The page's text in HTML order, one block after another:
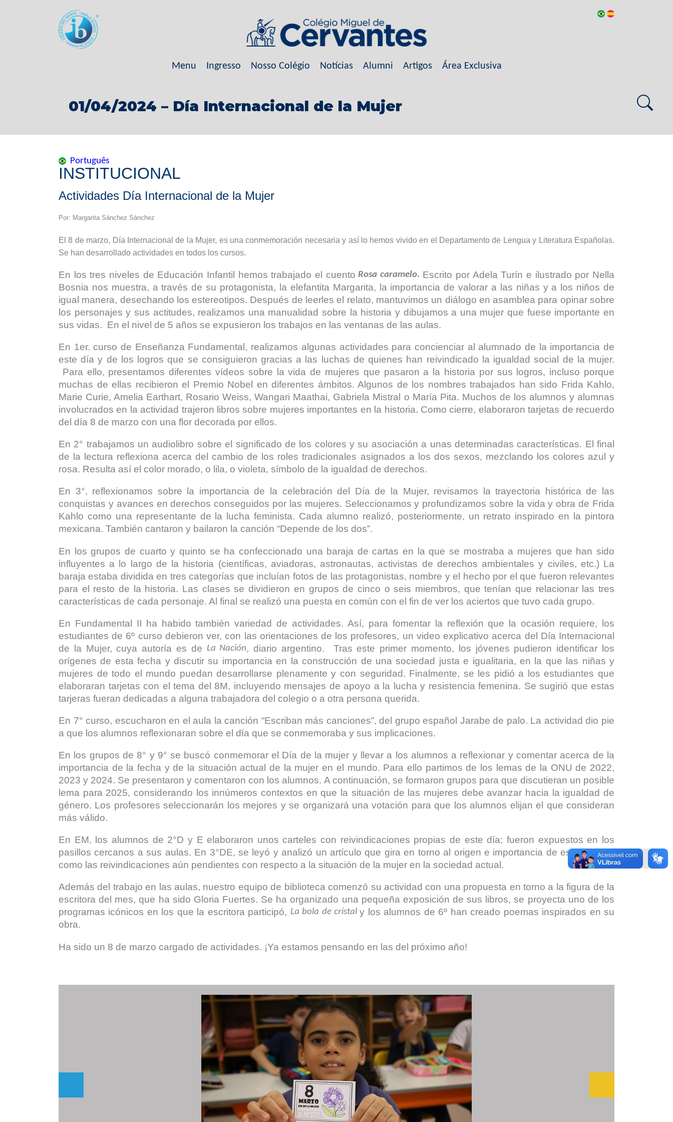
Menu Ingresso Nosso Colégio Notícias Alumni Artigos Área Exclusiva
01/04/2024 – Día Internacional de la Mujer
Português
INSTITUCIONAL
Actividades Día Internacional de la Mujer
Por: Margarita Sánchez Sánchez
El 8 de marzo, Día Internacional de la Mujer, es una conmemoración necesaria y así lo hemos vivido en el Departamento de Lengua y Literatura Españolas.
Se han desarrollado actividades en todos los cursos.
En los tres niveles de Educación Infantil hemos trabajado el cuento Rosa caramelo. Escrito por Adela Turín e ilustrado por Nella
Bosnia nos muestra, a través de su protagonista, la elefantita Margarita, la importancia de valorar a las niñas y a los niños de
igual manera, desechando los estereotipos. Después de leerles el relato, mantuvimos un diálogo en asamblea para opinar sobre
los personajes y sus actitudes, realizamos una manualidad sobre la historia y dibujamos a una mujer que fuese importante en
sus vidas. En el nivel de 5 años se expusieron los trabajos en las ventanas de las aulas.
En 1er. curso de Enseñanza Fundamental, realizamos algunas actividades para concienciar al alumnado de la importancia de
este día y de los logros que se consiguieron gracias a las luchas de quienes han reivindicado la igualdad social de la mujer.
Para ello, presentamos diferentes vídeos sobre la vida de mujeres que pasaron a la historia por sus logros, incluso porque
muchas de ellas recibieron el Premio Nobel en diferentes ámbitos. Algunos de los nombres trabajados han sido Frida Kahlo,
Marie Curie, Amelia Earthart, Rosario Weiss, Wangari Maathai, Gabriela Mistral o María Pita. Muchos de los alumnos y alumnas
involucrados en la actividad trajeron libros sobre mujeres importantes en la historia. Como cierre, elaboraron tarjetas de recuerdo
del día 8 de marzo con una flor decorada por ellos.
En 2° trabajamos un audiolibro sobre el significado de los colores y su asociación a unas determinadas características. El final
de la lectura reflexiona acerca del cambio de los roles tradicionales asignados a los dos sexos, mezclando los colores azul y
rosa. Resulta así el color morado, o lila, o violeta, símbolo de la igualdad de derechos.
En 3°, reflexionamos sobre la importancia de la celebración del Día de la Mujer, revisamos la trayectoria histórica de las
conquistas y avances en derechos conseguidos por las mujeres. Seleccionamos y profundizamos sobre la vida y obra de Frida
Kahlo como una representante de la lucha feminista. Cada alumno realizó, posteriormente, un retrato inspirado en la pintora
mexicana. También cantaron y bailaron la canción “Depende de los dos”.
En los grupos de cuarto y quinto se ha confeccionado una baraja de cartas en la que se mostraba a mujeres que han sido
influyentes a lo largo de la historia (científicas, aviadoras, astronautas, activistas de derechos ambientales y civiles, etc.) La
baraja estaba dividida en tres categorías que incluían fotos de las protagonistas, nombre y el hecho por el que fueron relevantes
para el resto de la historia. Las clases se dividieron en grupos de cinco o seis miembros, que tenían que relacionar las tres
características de cada personaje. Al final se realizó una puesta en común con el fin de ver los aciertos que tuvo cada grupo.
En Fundamental II ha habido también variedad de actividades. Así, para fomentar la reflexión que la ocasión requiere, los
estudiantes de 6º curso debieron ver, con las orientaciones de los profesores, un video explicativo acerca del Día Internacional
de la Mujer, cuya autoría es de La Nación, diario argentino. Tras este primer momento, los jóvenes pudieron identificar los
orígenes de esta fecha y discutir su importancia en la construcción de una sociedad justa e igualitaria, en la que las niñas y
mujeres de todo el mundo puedan desarrollarse plenamente y con seguridad. Finalmente, se les pidió a los estudiantes que
elaboraran tarjetas con el tema del 8M, incluyendo mensajes de apoyo a la lucha y resistencia femenina. Se sugirió que estas
tarjeras fueran dedicadas a alguna trabajadora del colegio o a otra persona querida.
En 7° curso, escucharon en el aula la canción “Escriban más canciones”, del grupo español Jarabe de palo. La actividad dio pie
a que los alumnos reflexionaran sobre el día que se conmemoraba y sus implicaciones.
En los grupos de 8° y 9° se buscó conmemorar el Día de la mujer y llevar a los alumnos a reflexionar y comentar acerca de la
importancia de la fecha y de la situación actual de la mujer en el mundo. Para ello partimos de los lemas de la ONU de 2022,
2023 y 2024. Se presentaron y comentaron con los alumnos. A continuación, se formaron grupos para que discutieran un posible
lema para 2025, considerando los innúmeros contextos en que la situación de las mujeres debe avanzar hacia la igualdad de
género. Los profesores seleccionarán los mejores y se organizará una votación para que los alumnos elijan el que consideran
más válido.
En EM, los alumnos de 2°D y E elaboraron unos carteles con reivindicaciones propias de este día; fueron expuestos en los
pasillos cercanos a sus aulas. En 3°DE, se leyó y analizó un artículo que gira en torno al origen e importancia de este día, así
como las reivindicaciones aún pendientes con respecto a la situación de la mujer en la sociedad actual.
Además del trabajo en las aulas, nuestro equipo de biblioteca comenzó su actividad con una propuesta en torno a la figura de la
escritora del mes, que ha sido Gloria Fuertes. Se ha organizado una pequeña exposición de sus libros, se proyecta uno de los
programas icónicos en los que la escritora participó, La bola de cristaly los alumnos de 6º han creado poemas inspirados en su
obra.
Ha sido un 8 de marzo cargado de actividades. ¡Ya estamos pensando en las del próximo año!